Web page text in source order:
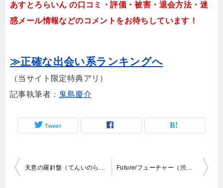
あすとろらいん の口コミ・評価・被害・退会方法・迷
惑メール情報などのコメントをお待ちしています！
≫正確な出会い系ランキングへ
（当サイト限定特典アリ）
記事執筆者： 鬼島慶介
Tweet
投
天意の羅針盤（てんいのらしんばん）は評判で詐欺占いと断定！ Future/フューチャー（渋川徹・金山富治）番組統括という肩書のキャラがいる時点で悪徳！